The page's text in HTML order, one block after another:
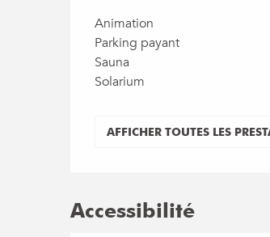
Animation
Parking payant
Sauna
Solarium
AFFICHER TOUTES LES
Accessibilité